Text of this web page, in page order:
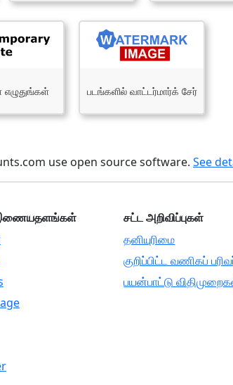
எழுதுங்கள் படங்களில் வாட்டர்மார்க் சேர்
use open source software. See
இணையதளங்கள் சட்ட அறிவிப்புகள்
தனியுரிமை
குறிப்பிட்ட வணிகப்
பயன்பாட்டு